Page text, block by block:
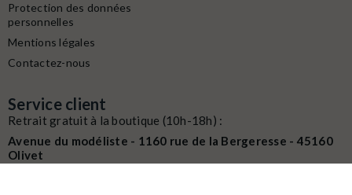
Protection des données
personnelles
Mentions légales
Contactez-nous
Service client
Retrait gratuit à la boutique (10h-18h) :
Avenue du modéliste - 1160 rue de la Bergeresse - 45160
Olivet